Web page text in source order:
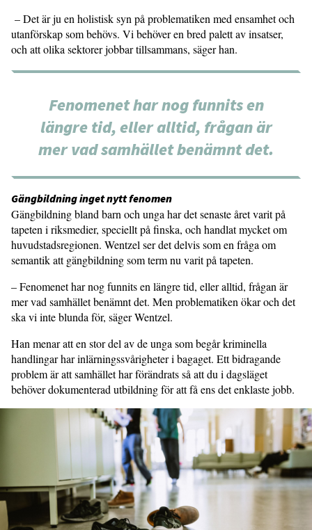
– Det är ju en holistisk syn på problematiken med ensamhet och
utanförskap som behövs. Vi behöver en bred palett av insatser,
och att olika sektorer jobbar tillsammans, säger han.
Fenomenet har nog funnits en
längre tid, eller alltid, frågan är
mer vad samhället benämnt det.
Gängbildning inget nytt fenomen
Gängbildning bland barn och unga har det senaste året varit på
tapeten i riksmedier, speciellt på finska, och handlat mycket om
huvudstadsregionen. Wentzel ser det delvis som en fråga om
semantik att gängbildning som term nu varit på tapeten.
– Fenomenet har nog funnits en längre tid, eller alltid, frågan är
mer vad samhället benämnt det. Men problematiken ökar och det
ska vi inte blunda för, säger Wentzel.
Han menar att en stor del av de unga som begår kriminella
handlingar har inlärningssvårigheter i bagaget. Ett bidragande
problem är att samhället har förändrats så att du i dagsläget
behöver dokumenterad utbildning för att få ens det enklaste jobb.